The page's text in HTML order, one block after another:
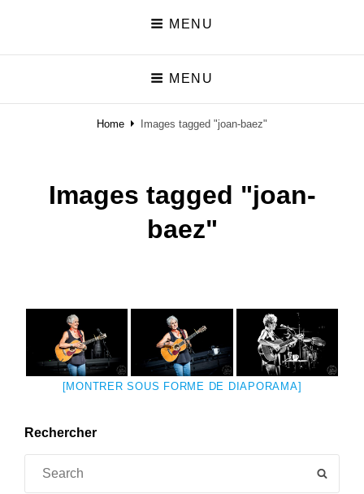
MENU
MENU
Home Images tagged "joan-baez"
Images tagged "joan-
baez"
[MONTRER SOUS FORME DE DIAPORAMA]
Rechercher